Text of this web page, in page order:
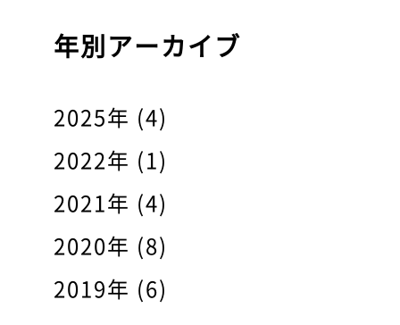
年別アーカイブ
2025年 (4)
2022年 (1)
2021年 (4)
2020年 (8)
2019年 (6)